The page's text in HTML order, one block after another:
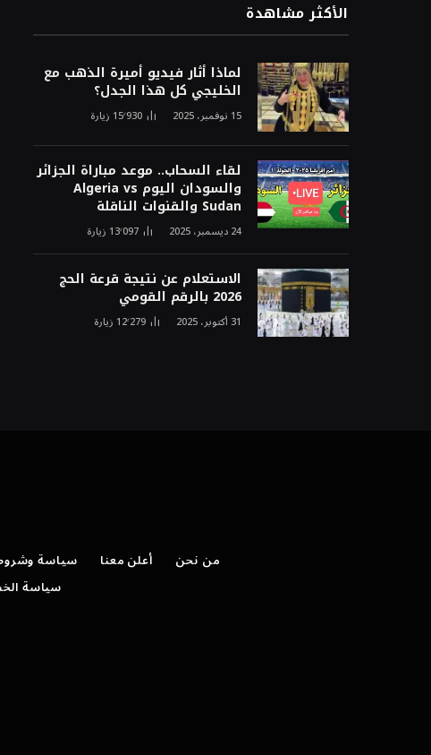
الأكثر مشاهدة
لماذا أثار فيديو أميرة الذهب مع
الخليجي كل هذا الجدل؟
15 نوفمبر، 2025 15٬930 زيارة
لقاء السحاب.. موعد مباراة الجزائر
والسودان اليوم Algeria vs
Sudan والقنوات الناقلة
24 ديسمبر، 2025 13٬097 زيارة
الاستعلام عن نتيجة قرعة الحج
2026 بالرقم القومي
31 أكتوبر، 2025 12٬279 زيارة
من نحن أعلن معنا سياسة
سياسة